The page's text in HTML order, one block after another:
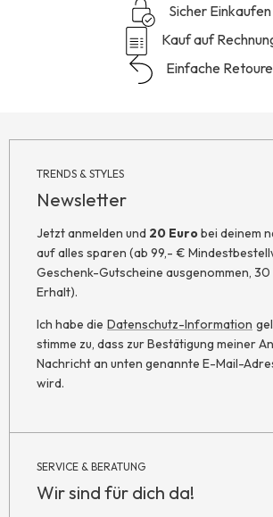
Sicher Einkaufen
Kauf auf
Einfache Retoure
TRENDS & STYLES
Newsletter
Jetzt anmelden und 20 Eurobei deinem
auf alles sparen (ab 99,- €
Geschenk-Gutscheine ausgenommen, 30
Erhalt).
Ich habe die Datenschutz-Information
stimme zu, dass zur Bestätigung meiner
Nachricht an unten genannte E-Mail-
wird.
SERVICE & BERATUNG
Wir sind für dich da!